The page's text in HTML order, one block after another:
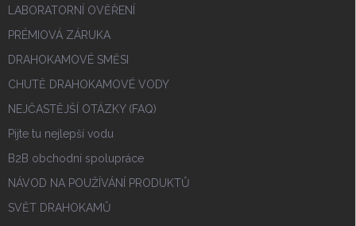
LABORATORNÍ OVĚŘENÍ
PRÉMIOVÁ ZÁRUKA
DRAHOKAMOVÉ SMĚSI
CHUTĚ DRAHOKAMOVÉ VODY
NEJČASTĚJŠÍ OTÁZKY (FAQ)
Pijte tu nejlepší vodu
B2B obchodní spolupráce
NÁVOD NA POUŽÍVÁNÍ PRODUKTŮ
SVĚT DRAHOKAMŮ